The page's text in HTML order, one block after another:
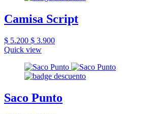
Camisa Script
$ 5.200 $ 3.900
Quick view
Saco Punto